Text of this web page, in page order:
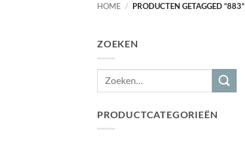
HOME / PRODUCTEN GETAGGED “883”
ZOEKEN
PRODUCTCATEGORIEËN